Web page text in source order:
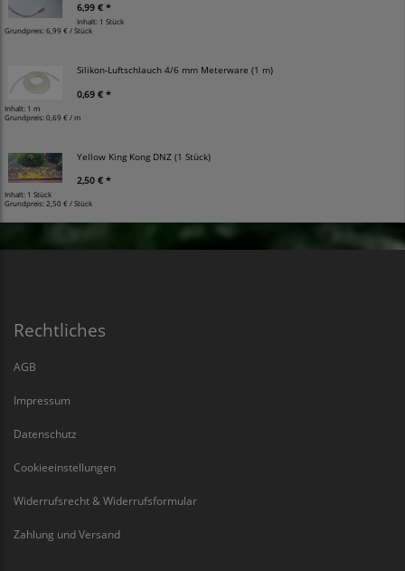
6,99 € *
Inhalt: 1 Stück
Grundpreis:6,99 € / Stück
Silikon-Luftschlauch 4/6 mm Meterware (1 m)
0,69 € *
Inhalt: 1 m
Grundpreis:0,69 € / m
Yellow King Kong DNZ (1 Stück)
2,50 € *
Inhalt: 1 Stück
Grundpreis: 2,50 € / Stück
Rechtliches
AGB
Impressum
Datenschutz
Cookieeinstellungen
Widerrufsrecht & Widerrufsformular
Zahlung und Versand